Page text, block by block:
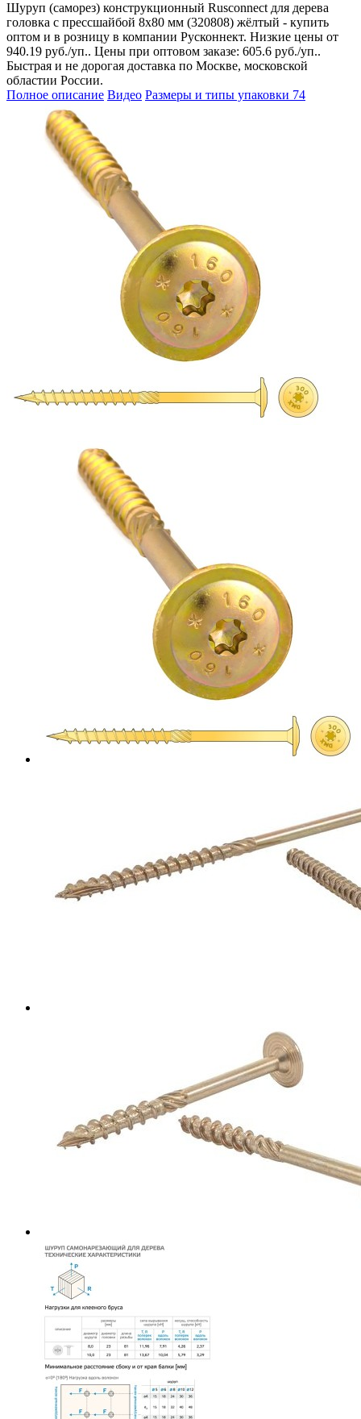
Шуруп (саморез) конструкционный Rusconnect для дерева
головка с прессшайбой 8х80 мм (320808) жёлтый - купить
оптом и в розницу в компании Русконнект. Низкие цены от
940.19 руб./уп.. Цены при оптовом заказе: 605.6 руб./уп..
Быстрая и не дорогая доставка по Москве, московской
областии России.
Полное описание Видео Размеры и типы упаковки 74